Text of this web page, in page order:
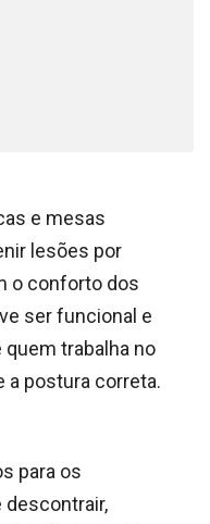
e mesas
lesões por
o conforto dos
ser funcional e
trabalha no
a postura correta.
para os
descontrair,